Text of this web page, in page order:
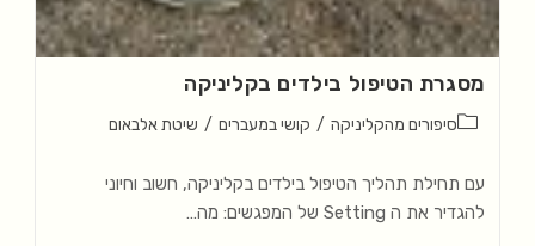
מסגרת הטיפול בילדים בקליניקה
סיפורים מהקליניקה / קושי במעברים / שיטת אלבאום
עם תחילת תהליך הטיפול בילדים בקליניקה, חשוב וחיוני
להגדיר את ה Setting של המפגשים: מה…